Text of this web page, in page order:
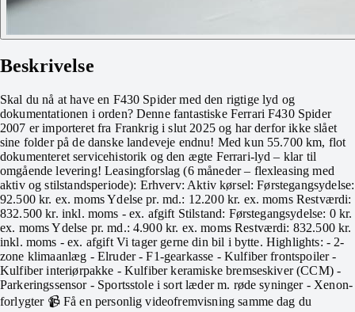
Beskrivelse
Skal du nå at have en F430 Spider med den rigtige lyd og
dokumentationen i orden? Denne fantastiske Ferrari F430 Spider
2007 er importeret fra Frankrig i slut 2025 og har derfor ikke slået
sine folder på de danske landeveje endnu! Med kun 55.700 km, flot
dokumenteret servicehistorik og den ægte Ferrari-lyd – klar til
omgående levering! Leasingforslag (6 måneder – flexleasing med
aktiv og stilstandsperiode): Erhverv: Aktiv kørsel: Førstegangsydelse:
92.500 kr. ex. moms Ydelse pr. md.: 12.200 kr. ex. moms Restværdi:
832.500 kr. inkl. moms - ex. afgift Stilstand: Førstegangsydelse: 0 kr.
ex. moms Ydelse pr. md.: 4.900 kr. ex. moms Restværdi: 832.500 kr.
inkl. moms - ex. afgift Vi tager gerne din bil i bytte. Highlights: - 2-
zone klimaanlæg - Elruder - F1-gearkasse - Kulfiber frontspoiler -
Kulfiber interiørpakke - Kulfiber keramiske bremseskiver (CCM) -
Parkeringssensor - Sportsstole i sort læder m. røde syninger - Xenon-
forlygter 📹 Få en personlig videofremvisning samme dag du